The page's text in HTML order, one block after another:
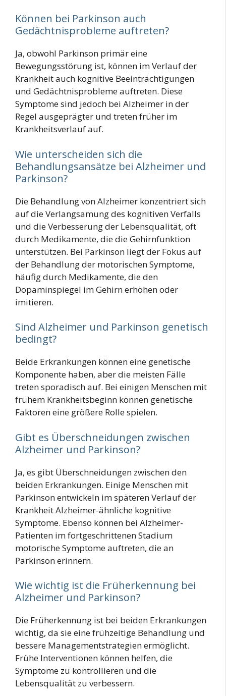
Können bei Parkinson auch
Gedächtnisprobleme auftreten?
Ja, obwohl Parkinson primär eine
Bewegungsstörung ist, können im Verlauf der
Krankheit auch kognitive Beeinträchtigungen
und Gedächtnisprobleme auftreten. Diese
Symptome sind jedoch bei Alzheimer in der
Regel ausgeprägter und treten früher im
Krankheitsverlauf auf.
Wie unterscheiden sich die
Behandlungsansätze bei Alzheimer und
Parkinson?
Die Behandlung von Alzheimer konzentriert sich
auf die Verlangsamung des kognitiven Verfalls
und die Verbesserung der Lebensqualität, oft
durch Medikamente, die die Gehirnfunktion
unterstützen. Bei Parkinson liegt der Fokus auf
der Behandlung der motorischen Symptome,
häufig durch Medikamente, die den
Dopaminspiegel im Gehirn erhöhen oder
imitieren.
Sind Alzheimer und Parkinson genetisch
bedingt?
Beide Erkrankungen können eine genetische
Komponente haben, aber die meisten Fälle
treten sporadisch auf. Bei einigen Menschen mit
frühem Krankheitsbeginn können genetische
Faktoren eine größere Rolle spielen.
Gibt es Überschneidungen zwischen
Alzheimer und Parkinson?
Ja, es gibt Überschneidungen zwischen den
beiden Erkrankungen. Einige Menschen mit
Parkinson entwickeln im späteren Verlauf der
Krankheit Alzheimer-ähnliche kognitive
Symptome. Ebenso können bei Alzheimer-
Patienten im fortgeschrittenen Stadium
motorische Symptome auftreten, die an
Parkinson erinnern.
Wie wichtig ist die Früherkennung bei
Alzheimer und Parkinson?
Die Früherkennung ist bei beiden Erkrankungen
wichtig, da sie eine frühzeitige Behandlung und
bessere Managementstrategien ermöglicht.
Frühe Interventionen können helfen, die
Symptome zu kontrollieren und die
Lebensqualität zu verbessern.